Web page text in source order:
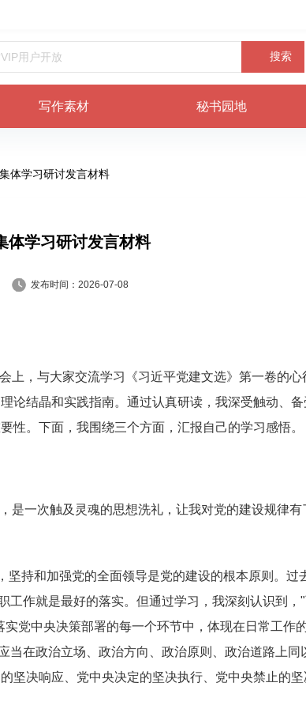
搜索
写作素材 秘书园地
体学习研讨发言材料
体学习研讨发言材料
发布时间： 2026-07-08
上，与大家交流学习《习近平党建文选》第一卷的心
论结晶和实践指南。通过认真研读，我深受触动、
性。下面，我围绕三个方面，汇报自己的学习感悟。
是一次触及灵魂的思想洗礼，让我对党的建设规律有
持和加强党的全面领导是党的建设的根本原则。过
作就是最好的落实。但通过学习，我深刻认识到，
党中央决策部署的每一个环节中，体现在日常工作
在政治立场、政治方向、政治原则、政治道路上同
坚决响应、党中央决定的坚决执行、党中央禁止的坚